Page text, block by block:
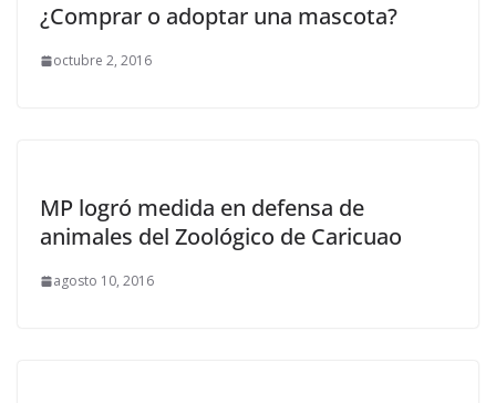
¿Comprar o adoptar una mascota?
octubre 2, 2016
MP logró medida en defensa de
animales del Zoológico de Caricuao
agosto 10, 2016